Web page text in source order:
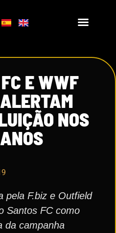
E WWF
NOS
pela F.biz e Outfield
Santos FC como
da campanha